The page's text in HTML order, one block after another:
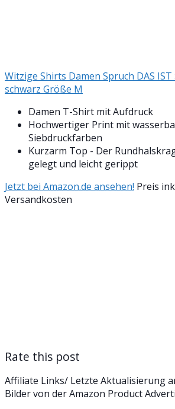
Witzige Shirts Damen Spruch DAS IST
schwarz Größe M
Damen T-Shirt mit Aufdruck
Hochwertiger Print mit
Siebdruckfarben
Kurzarm Top - Der
gelegt und leicht gerippt
Jetzt bei Amazon.de ansehen! Preis
Versandkosten
Rate this post
Affiliate Links/ Letzte Aktualisierung
Bilder von der Amazon Product